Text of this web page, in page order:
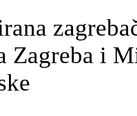
Zagreba i